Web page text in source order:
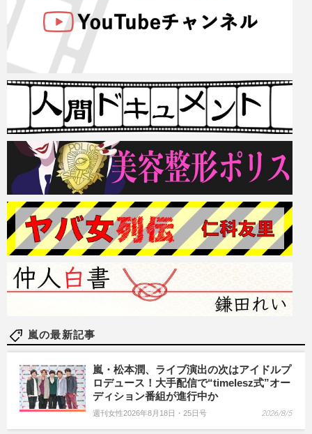
嵐の最新記事
嵐・松本潤、ライブ演出の次はアイドルプ
ロデュース！大手配信で“timelesz式”オー
ディション番組が進行中か
週刊女性2026年8月18日・25日号 2026/8/5